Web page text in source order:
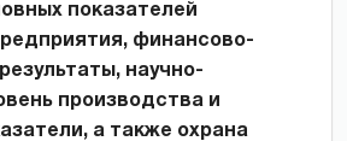
показателей
финансово-
научно-
производства и
а также охрана